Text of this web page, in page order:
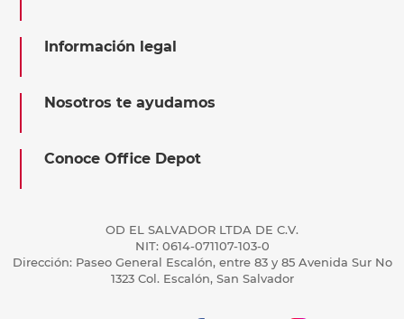
Información legal
Nosotros te ayudamos
Conoce Office Depot
OD EL SALVADOR LTDA DE C.V.
NIT: 0614-071107-103-0
Dirección: Paseo General Escalón, entre 83 y 85 Avenida Sur No
1323 Col. Escalón, San Salvador